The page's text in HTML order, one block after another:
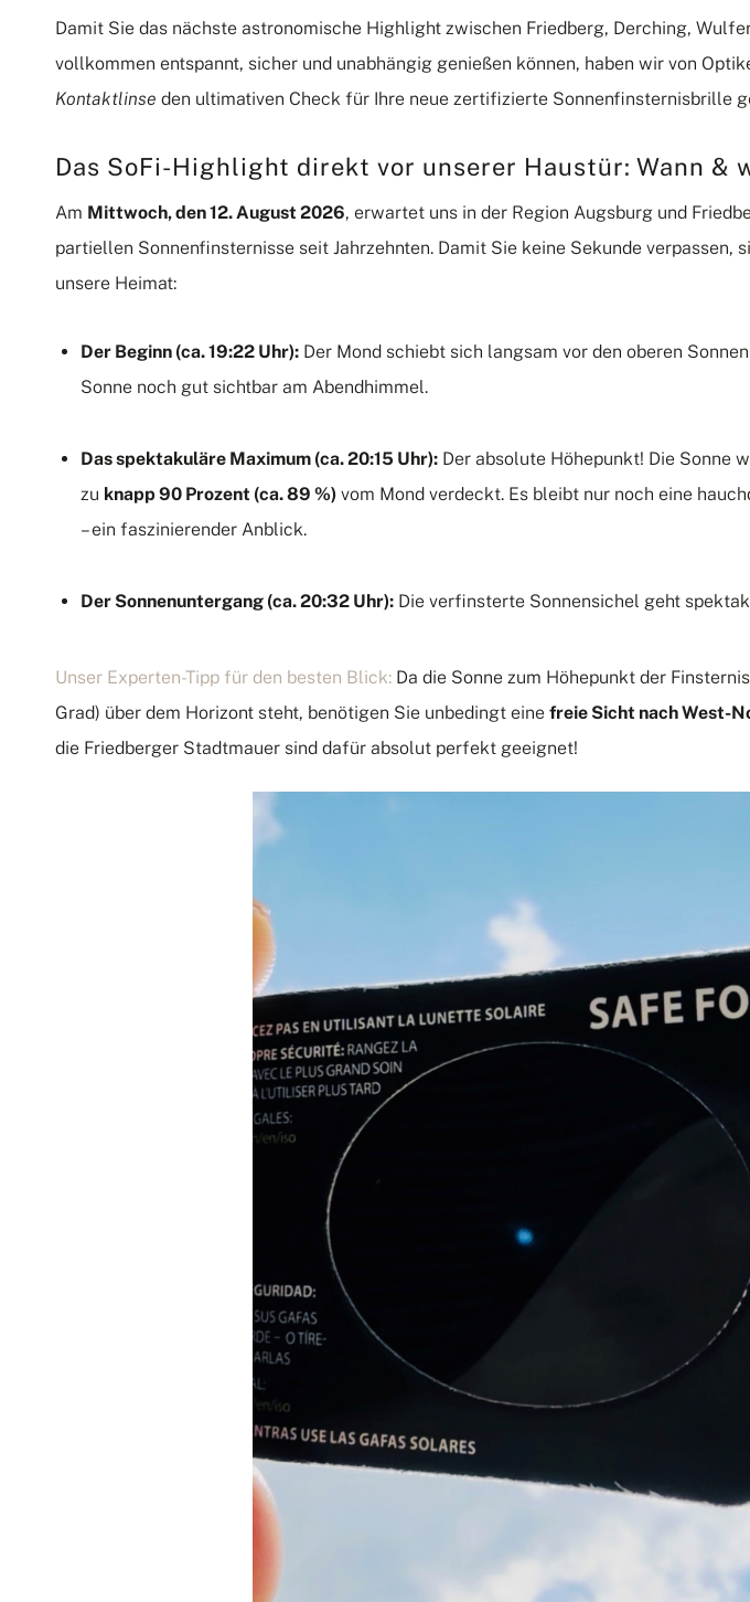
Damit Sie das nächste astronomische Highlight zwischen Friedberg, Derching,
vollkommen entspannt, sicher und unabhängig genießen können, haben wir von
Kontaktlinse den ultimativen Check für Ihre neue zertifizierte Sonnenfinsternisbrille
Das SoFi-Highlight direkt vor unserer Haustür: Wann &
Am Mittwoch, den 12. August 2026, erwartet uns in der Region Augsburg und
partiellen Sonnenfinsternisse seit Jahrzehnten. Damit Sie keine Sekunde verpassen,
unsere Heimat:
Der Beginn (ca.19:22 Uhr): Der Mond schiebt sich langsam vor den oberen
Sonne noch gut sichtbar am Abendhimmel.
Das spektakuläre Maximum (ca. 20:15 Uhr): Der absolute Höhepunkt! Die Sonne
zu knapp 90 Prozent (ca.89 %) vom Mond verdeckt. Es bleibt nur noch eine
– ein faszinierender Anblick.
Der Sonnenuntergang (ca.20:32 Uhr): Die verfinsterte Sonnensichel geht
Unser Experten-Tipp für den besten Blick: Da die Sonne zum Höhepunkt der
Grad) über dem Horizont steht, benötigen Sie unbedingt eine freie Sicht nach West-
die Friedberger Stadtmauer sind dafür absolut perfekt geeignet!